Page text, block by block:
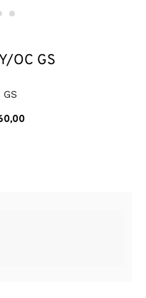
OC GS